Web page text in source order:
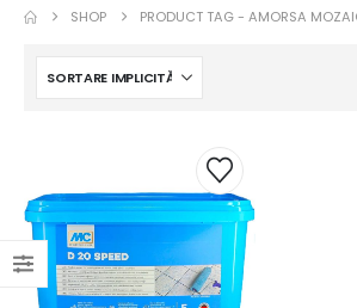
SHOP PRODUCT TAG -AMORSA